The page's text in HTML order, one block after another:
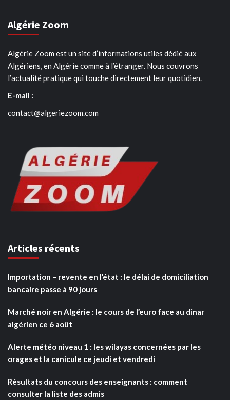
Algérie Zoom
Algérie Zoom est un site d’informations utiles dédié aux
Algériens, en Algérie comme à l’étranger. Nous couvrons
l’actualité pratique qui touche directement leur quotidien.
E-mail :
contact@algeriezoom.com
Articles récents
Importation – revente en l’état : le délai de domiciliation
bancaire passe à 90 jours
Marché noir en Algérie : le cours de l’euro face au dinar
algérien ce 6 août
Alerte météo niveau 1 : les wilayas concernées par les
orages et la canicule ce jeudi et vendredi
Résultats du concours des enseignants : comment
consulter la liste des admis